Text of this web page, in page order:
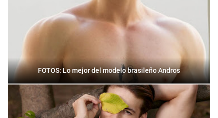
FOTOS: Lo mejor del modelo brasileño Andros